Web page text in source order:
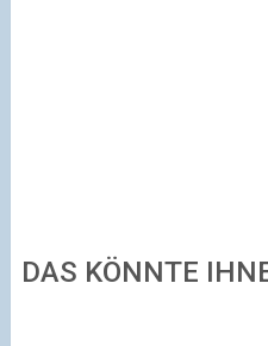
DAS KÖNNTE